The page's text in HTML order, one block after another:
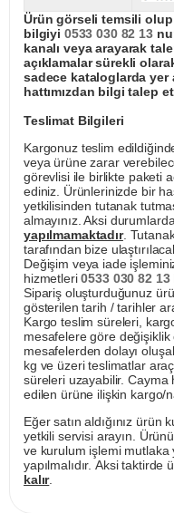
Ürün görseli temsili olup
bilgiyi 0533 030 82 13
kanalı veya arayarak
açıklamalar sürekli
sadece kataloglarda yer
hattımızdan bilgi talep
Teslimat Bilgileri
Kargonuz teslim
veya ürüne zarar
görevlisi ile birlikte paketi
ediniz. Ürünlerinizde bir
yetkilisinden tutanak
almayınız. Aksi
yapılmamaktadır.
tarafından bize
Değişim veya iade
hizmetleri0533 030 82 13
Sipariş oluşturduğunuz
gösterilen tarih / tarihler
Kargo teslim süreleri,
mesafelere göre değişiklik
mesafelerden dolayı
kg ve üzeri teslimatlar
süreleri uzayabilir. Cayma
edilen ürüne ilişkin kargo/
Eğer satın aldığınız
yetkili servisi arayın.
ve kurulum işlemi mutlaka
yapılmalıdır. Aksi taktirde
kalır.